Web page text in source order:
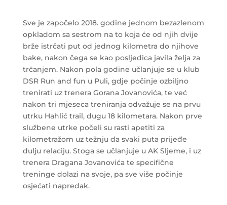
Sve je započelo 2018. godine jednom bezazlenom
opkladom sa sestrom na to koja će od njih dvije
brže istrčati put od jednog kilometra do njihove
bake, nakon čega se kao posljedica javila želja za
trčanjem. Nakon pola godine učlanjuje se u klub
DSR Run and fun u Puli, gdje počinje ozbiljno
trenirati uz trenera Gorana Jovanovića, te već
nakon tri mjeseca treniranja odvažuje se na prvu
utrku Hahlić trail, dugu 18 kilometara. Nakon prve
službene utrke počeli su rasti apetiti za
kilometražom uz težnju da svaki puta prijeđe
dulju relaciju. Stoga se učlanjuje u AK Sljeme, i uz
trenera Dragana Jovanovića te specifične
treninge dolazi na svoje, pa sve više počinje
osjećati napredak.